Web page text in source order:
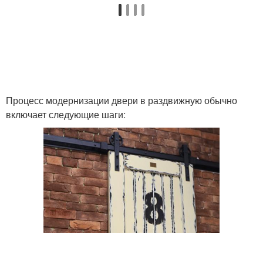
Процесс модернизации двери в раздвижную обычно
включает следующие шаги: